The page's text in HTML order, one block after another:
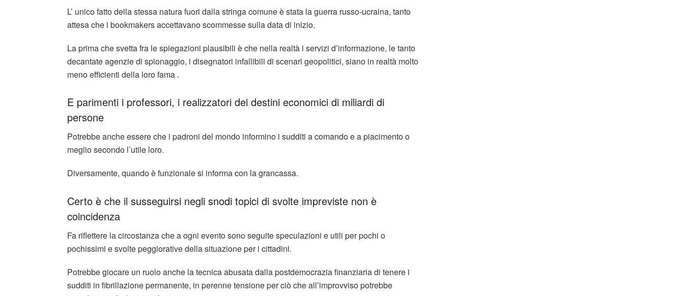
L’ unico fatto della stessa natura fuori dalla stringa comune è stata la guerra russo-ucraina, tanto
attesa che i bookmakers accettavano scommesse sulla data di inizio.
La prima che svetta fra le spiegazioni plausibili è che nella realtà i servizi d’informazione, le tanto
decantate agenzie di spionaggio, i disegnatori infallibili di scenari geopolitici, siano in realtà molto
meno efficienti della loro fama .
E parimenti i professori, i realizzatori dei destini economici di miliardi di
persone
Potrebbe anche essere che i padroni del mondo informino i sudditi a comando e a piacimento o
meglio secondo l’utile loro.
Diversamente, quando è funzionale si informa con la grancassa.
Certo è che il susseguirsi negli snodi topici di svolte impreviste non è
coincidenza
Fa riflettere la circostanza che a ogni evento sono seguite speculazioni e utili per pochi o
pochissimi e svolte peggiorative della situazione per i cittadini.
Potrebbe giocare un ruolo anche la tecnica abusata dalla postdemocrazia finanziaria di tenere i
sudditi in fibrillazione permanente, in perenne tensione per ciò che all’improvviso potrebbe